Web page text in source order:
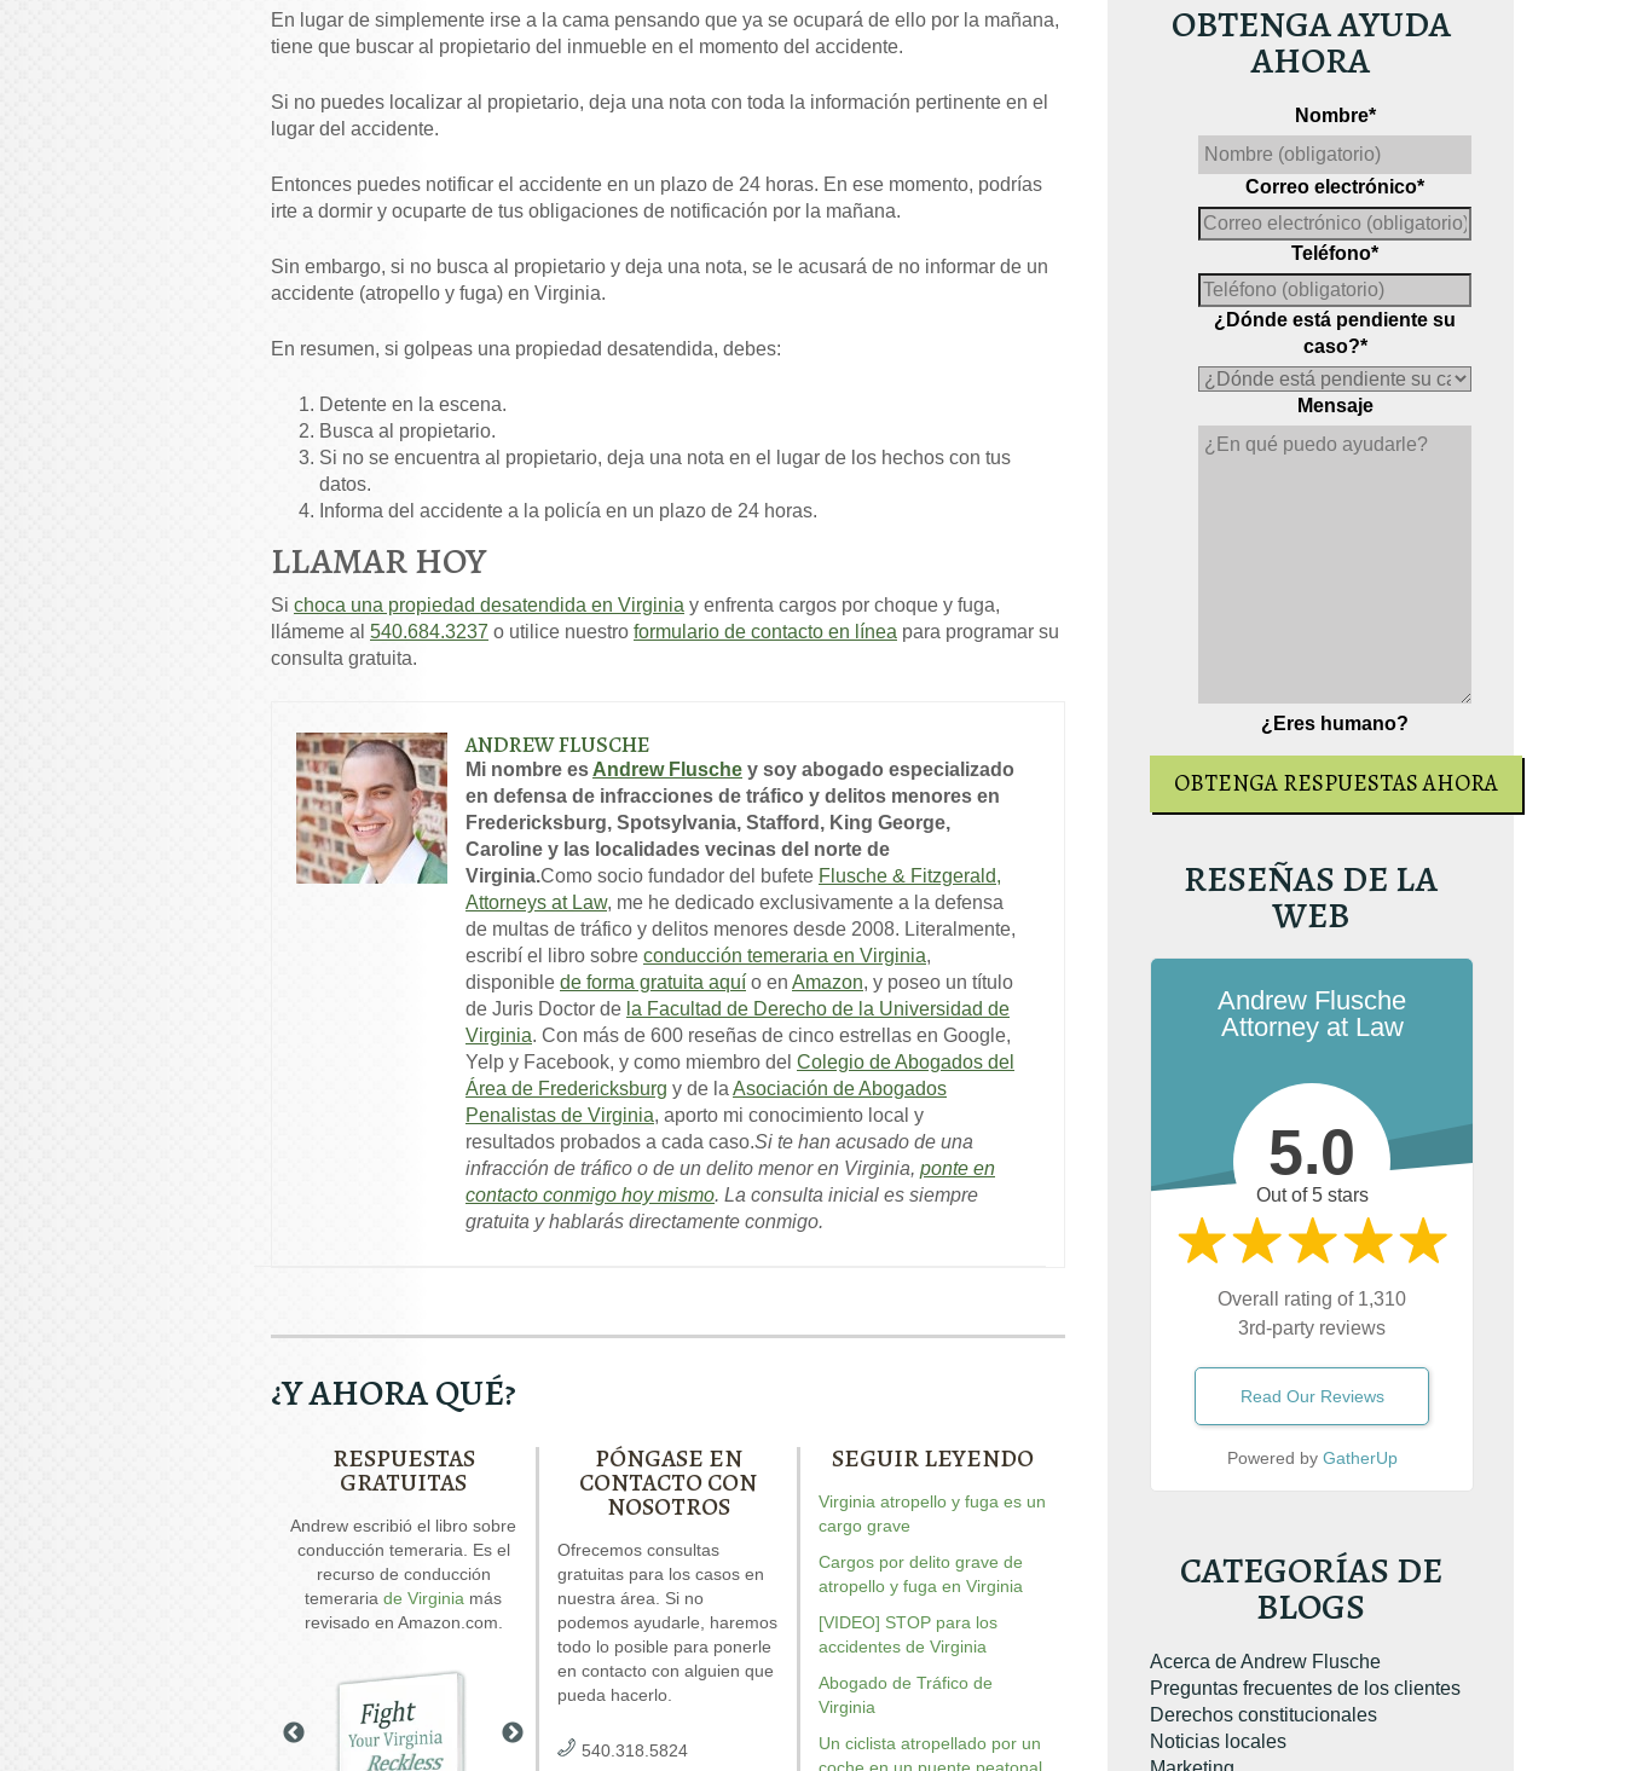
En lugar de simplemente irse a la cama pensando que ya se ocupará de ello por la mañana,
tiene que buscar al propietario del inmueble en el momento del accidente.
Si no puedes localizar al propietario, deja una nota con toda la información pertinente en el
lugar del accidente.
Entonces puedes notificar el accidente en un plazo de 24 horas. En ese momento, podrías
irte a dormir y ocuparte de tus obligaciones de notificación por la mañana.
Sin embargo, si no busca al propietario y deja una nota, se le acusará de no informar de un
accidente (atropello y fuga) en Virginia.
En resumen, si golpeas una propiedad desatendida, debes:
Detente en la escena.
Busca al propietario.
Si no se encuentra al propietario, deja una nota en el lugar de los hechos con tus
datos.
Informa del accidente a la policía en un plazo de 24 horas.
LLAMAR HOY
Si choca una propiedad desatendida en Virginia y enfrenta cargos por choque y fuga,
llámeme al 540.684.3237 o utilice nuestro formulario de contacto en línea para programar su
consulta gratuita.
ANDREW FLUSCHE
Mi nombre es Andrew Flusche y soy abogado especializado
en defensa de infracciones de tráfico y delitos menores en
Fredericksburg, Spotsylvania, Stafford, King George,
Caroline y las localidades vecinas del norte de
Virginia.Como socio fundador del bufete Flusche & Fitzgerald,
Attorneys at Law, me he dedicado exclusivamente a la defensa
de multas de tráfico y delitos menores desde 2008. Literalmente,
escribí el libro sobre conducción temeraria en Virginia,
disponible de forma gratuita aquí o en Amazon, y poseo un título
de Juris Doctor de la Facultad de Derecho de la Universidad de
Virginia. Con más de 600 reseñas de cinco estrellas en Google,
Yelp y Facebook, y como miembro del Colegio de Abogados del
Área de Fredericksburg y de la Asociación de Abogados
Penalistas de Virginia, aporto mi conocimiento local y
resultados probados a cada caso.Si te han acusado de una
infracción de tráfico o de un delito menor en Virginia, ponte en
contacto conmigo hoy mismo. La consulta inicial es siempre
gratuita y hablarás directamente conmigo.
¿Y AHORA QUÉ?
RESPUESTAS
GRATUITAS
Andrew escribió el libro sobre
conducción temeraria. Es el
recurso de conducción
temeraria de Virginia más
revisado en Amazon.com.
DWI. Está repleto de
respuestas para su caso.
Nuestro informe especial
permiso suspendido explica
seis cuestiones críticas que
posiblemente se debatan en
su caso.
recurso de conducción
temeraria
revisado en Amazon.com.
PÓNGASE EN
CONTACTO CON
NOSOTROS
Ofrecemos consultas
gratuitas para los casos en
nuestra área. Si no
podemos ayudarle, haremos
todo lo posible para ponerle
en contacto con alguien que
pueda hacerlo.
540.318.5824
SEGUIR LEYENDO
Virginia atropello y fuga es un
cargo grave
Cargos por delito grave de
atropello y fuga en Virginia
[VIDEO] STOP para los
accidentes de Virginia
Abogado de Tráfico de
Virginia
Un ciclista atropellado por un
OBTENGA AYUDA
AHORA
Nombre*
Correo electrónico*
Teléfono*
¿Dónde está pendiente su
caso?*
Mensaje
¿Eres humano?
RESEÑAS DE LA
WEB
Andrew Flusche
Attorney at Law
5.0
Out of 5 stars
Overall rating of 1,310
3rd-party reviews
Read Our Reviews
Powered by GatherUp
CATEGORÍAS DE
BLOGS
Acerca de Andrew Flusche
Preguntas frecuentes de los clientes
Derechos constitucionales
Noticias locales